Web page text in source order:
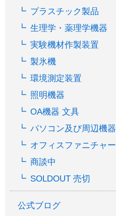
プラスチック製品
生理学・薬理学機器
実験機材作製装置
製氷機
環境測定装置
照明機器
OA機器 文具
パソコン及び周辺機器
オフィスファニチャー
商談中
SOLDOUT 売切
公式ブログ